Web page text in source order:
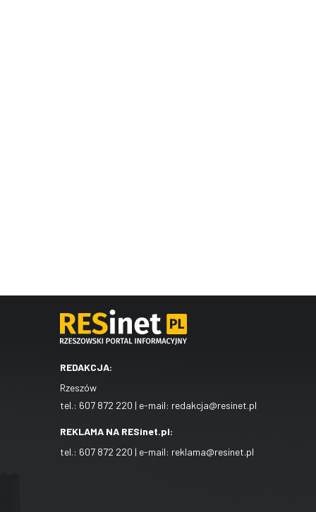
REDAKCJA:
Rzeszów
tel.: 607 872 220 | e-mail: redakcja@resinet.pl
REKLAMA NA RESinet.pl:
tel.: 607 872 220 | e-mail: reklama@resinet.pl